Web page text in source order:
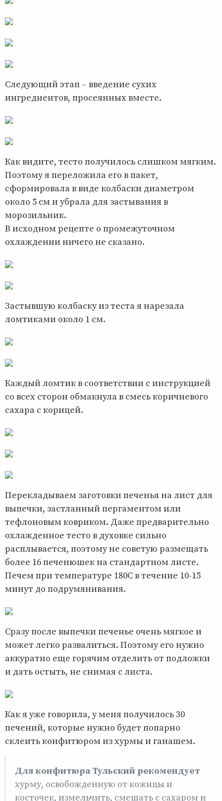
Следующий этап – введение сухих
ингредиентов, просеянных вместе.
Как видите, тесто получилось слишком мягким.
Поэтому я переложила его в пакет,
сформировала в виде колбаски диаметром
около 5 см и убрала для застывания в
морозильник.
В исходном рецепте о промежуточном
охлаждении ничего не сказано.
Застывшую колбаску из теста я нарезала
ломтиками около 1 см.
Каждый ломтик в соответствии с инструкцией
со всех сторон обмакнула в смесь коричневого
сахара с корицей.
Перекладываем заготовки печенья на лист для
выпечки, застланный пергаментом или
тефлоновым ковриком. Даже предварительно
охлажденное тесто в духовке сильно
расплывается, поэтому не советую размещать
более 16 печенюшек на стандартном листе.
Печем при температуре 180С в течение 10-15
минут до подрумянивания.
Сразу после выпечки печенье очень мягкое и
может легко развалиться. Поэтому его нужно
аккуратно еще горячим отделить от подложки
и дать остыть, не снимая с листа.
Как я уже говорила, у меня получилось 30
печений, которые нужно будет попарно
склеить конфитюром из хурмы и ганашем.
Для конфитюра Тульский рекомендует
хурму, освобожденную от кожицы и
косточек, измельчить, смешать с сахаром и